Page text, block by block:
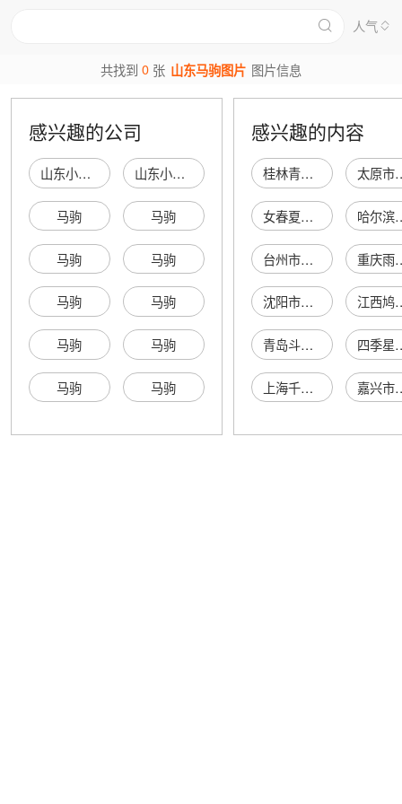
人气
共找到0 张 山东马驹图片 图片信息
感兴趣的公司
山东小马驹国际贸易有限公司 山东小马驹再生资源有限公司
马驹 马驹
马驹 马驹
马驹 马驹
马驹 马驹
马驹 马驹
感兴趣的内容
桂林青途体育用品有限公司 太原市
女春夏套装 哈尔滨麦
台州市黄岩十帆机械配件厂 重庆雨
沈阳市苏家屯区西副食商店 江西鸠众
青岛斗原纺织涂层有限公司 四季星座
上海千姿美化妆品集团有限公司 嘉兴市